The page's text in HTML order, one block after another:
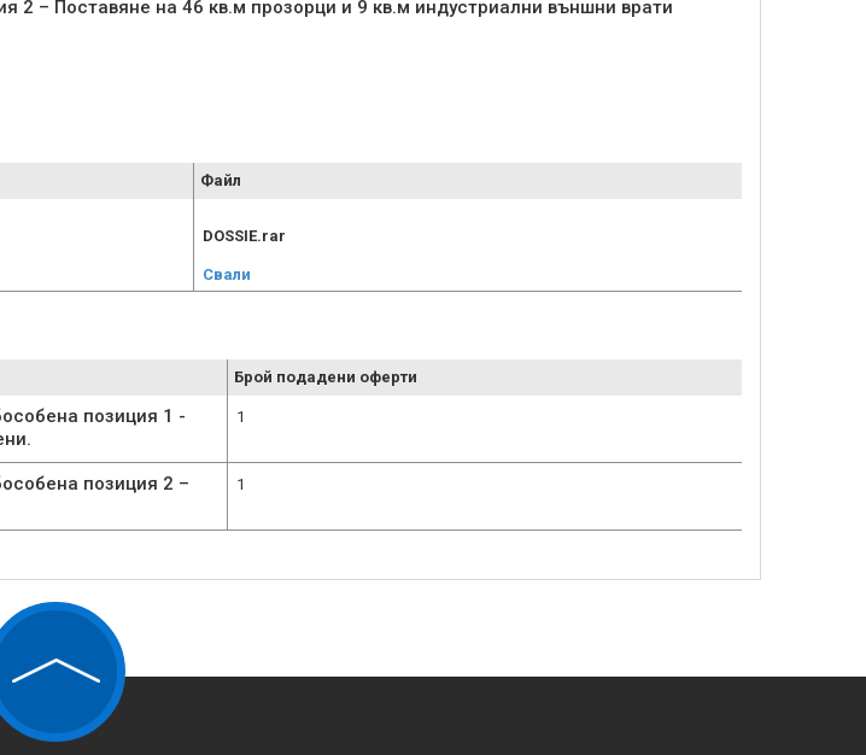
Файл
DOSSIE.rar
Свали
Брой подадени оферти
позиция 1 -
1
позиция 2 –
1